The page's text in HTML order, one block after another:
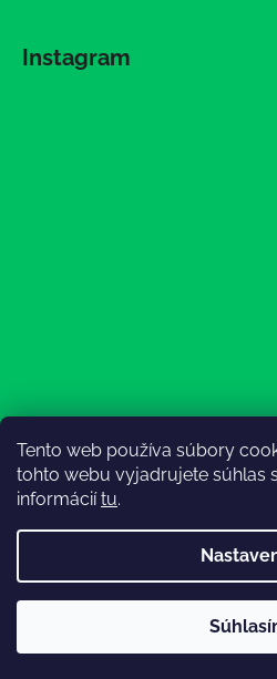
Tento web používa súbory
tohto webu vyjadrujete súhlas
informáciítu.
nedostupná (na email reagujeme
obvykle💚Ďakujeme,
Instagram
Sledovať na